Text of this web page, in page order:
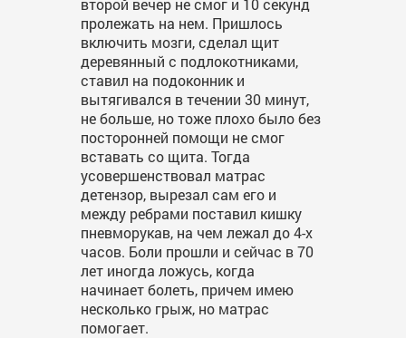
второй вечер не смог и 10 секунд
пролежать на нем. Пришлось
включить мозги, сделал щит
деревянный с подлокотниками,
ставил на подоконник и
вытягивался в течении 30 минут,
не больше, но тоже плохо было без
посторонней помощи не смог
вставать со щита. Тогда
усовершенствовал матрас
детензор, вырезал сам его и
между ребрами поставил кишку
пневморукав, на чем лежал до 4-х
часов. Боли прошли и сейчас в 70
лет иногда ложусь, когда
начинает болеть, причем имею
несколько грыж, но матрас
помогает.